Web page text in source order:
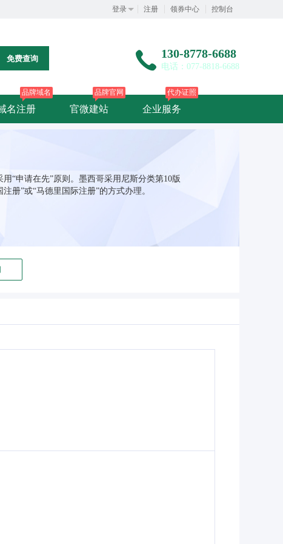
登录 注册 领券中心 控制台
免费查询 130-8778-6688
电话：077-8818-6688
名注册
品牌域名
官微建站
品牌官网
企业服务
代办证照
“申请在先”原则。墨西哥采用尼斯分类第10版
册”或“马德里国际注册”的方式办理。